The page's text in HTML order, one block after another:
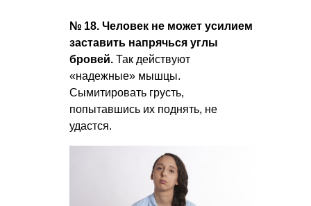
№ 18. Человек не может усилием
заставить напрячься углы
бровей. Так действуют
«надежные» мышцы.
Сымитировать грусть,
попытавшись их поднять, не
удастся.